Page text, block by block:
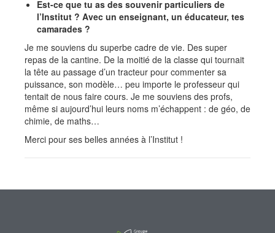
Est-ce que tu as des souvenir particuliers de
l’Institut ? Avec un enseignant, un éducateur, tes
camarades ?
Je me souviens du superbe cadre de vie. Des super
repas de la cantine. De la moitié de la classe qui tournait
la tête au passage d’un tracteur pour commenter sa
puissance, son modèle… peu importe le professeur qui
tentait de nous faire cours. Je me souviens des profs,
même si aujourd’hui leurs noms m’échappent : de géo, de
chimie, de maths…
Merci pour ses belles années à l’Institut !